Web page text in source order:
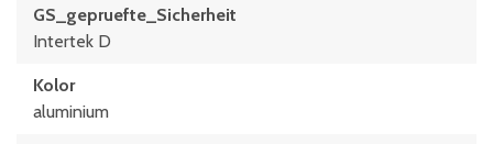
GS_gepruefte_Sicherheit
Intertek D
Kolor
aluminium